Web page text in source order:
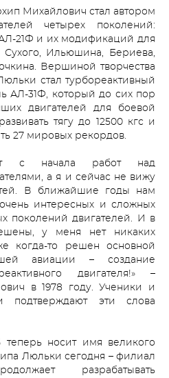
Михайлович стал автором
четырех поколений:
21Ф и их модификаций для
Сухого, Ильюшина, Бериева,
Вершиной творчества
стал турбореактивный
АЛ-31Ф, который до сих пор
двигателей для боевой
тягу до 12500 кгс и
27 мировых рекордов.
с начала работ над
а я и сейчас не вижу
В ближайшие годы нам
интересных и сложных
поколений двигателей. И в
у меня нет никаких
когда-то решен основной
авиации – создание
двигателя!» –
в 1978 году. Ученики и
подтверждают эти слова
носит имя великого
Люльки сегодня – филиал
разрабатывать